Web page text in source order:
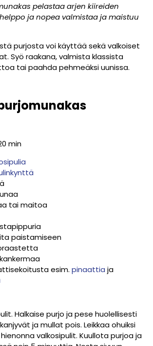
pelastaa arjen kiireiden
ja nopea valmistaa ja maistuu
purjosta voi käyttää sekä valkoiset
Syö raakana, valmista klassista
tai paahda pehmeäksi uunissa.
min
tai maitoa
paistamiseen
esim. pinaattia ja
Halkaise purjo ja pese huolellisesti
ja mullat pois. Leikkaa ohuiksi
hienonna valkosipulit. Kuullota purjoa ja